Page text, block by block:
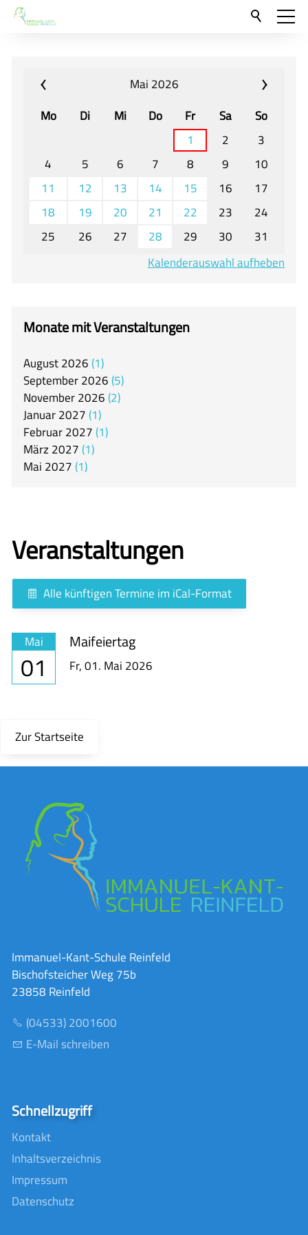
Neu hier?
Für Eltern und Schüler
Veranstaltungen und Termine
Unser Unterricht - Fachcurricula
Unsere Konzepte
Downloads
Unter-, Mittel und Oberstufe
itslearning
Arbeitsgemeinschaften
Mensa
Unsere Schulgemeinschaft
Kontakt
Mai 2026
Mo
Di Mi Do Fr Sa
So
1
2
3
4
5 6 7 8 9
10
11
12 13 14 15 16
17
18
19 20 21 22 23
24
25
26 27 28 29 30
31
Kalenderauswahl aufheben
Monate mit Veranstaltungen
August2026 1
September2026 5
November2026 2
Januar2027 1
Februar2027 1
März 2027 1
Mai 2027 1
Veranstaltungen
Alle künftigen Termine im iCal-Format
Mai
01
Maifeiertag
Fr,01. Mai 2026
Zur Startseite
Immanuel-Kant-Schule Reinfeld
Bischofsteicher Weg 75b
23858 Reinfeld
(04533) 2001600
E-Mail schreiben
Schnellzugriff
Kontakt
Inhaltsverzeichnis
Impressum
Datenschutz